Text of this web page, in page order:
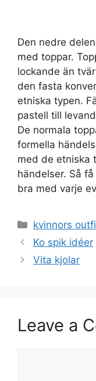
Den nedre
med toppar.
lockande än
den fasta
etniska typen.
pastell till
De normala
formella
med de etniska
händelser. Så
bra med varje
Categories
kvinnors
Ko spik idéer
Vita kjolar
Leave a